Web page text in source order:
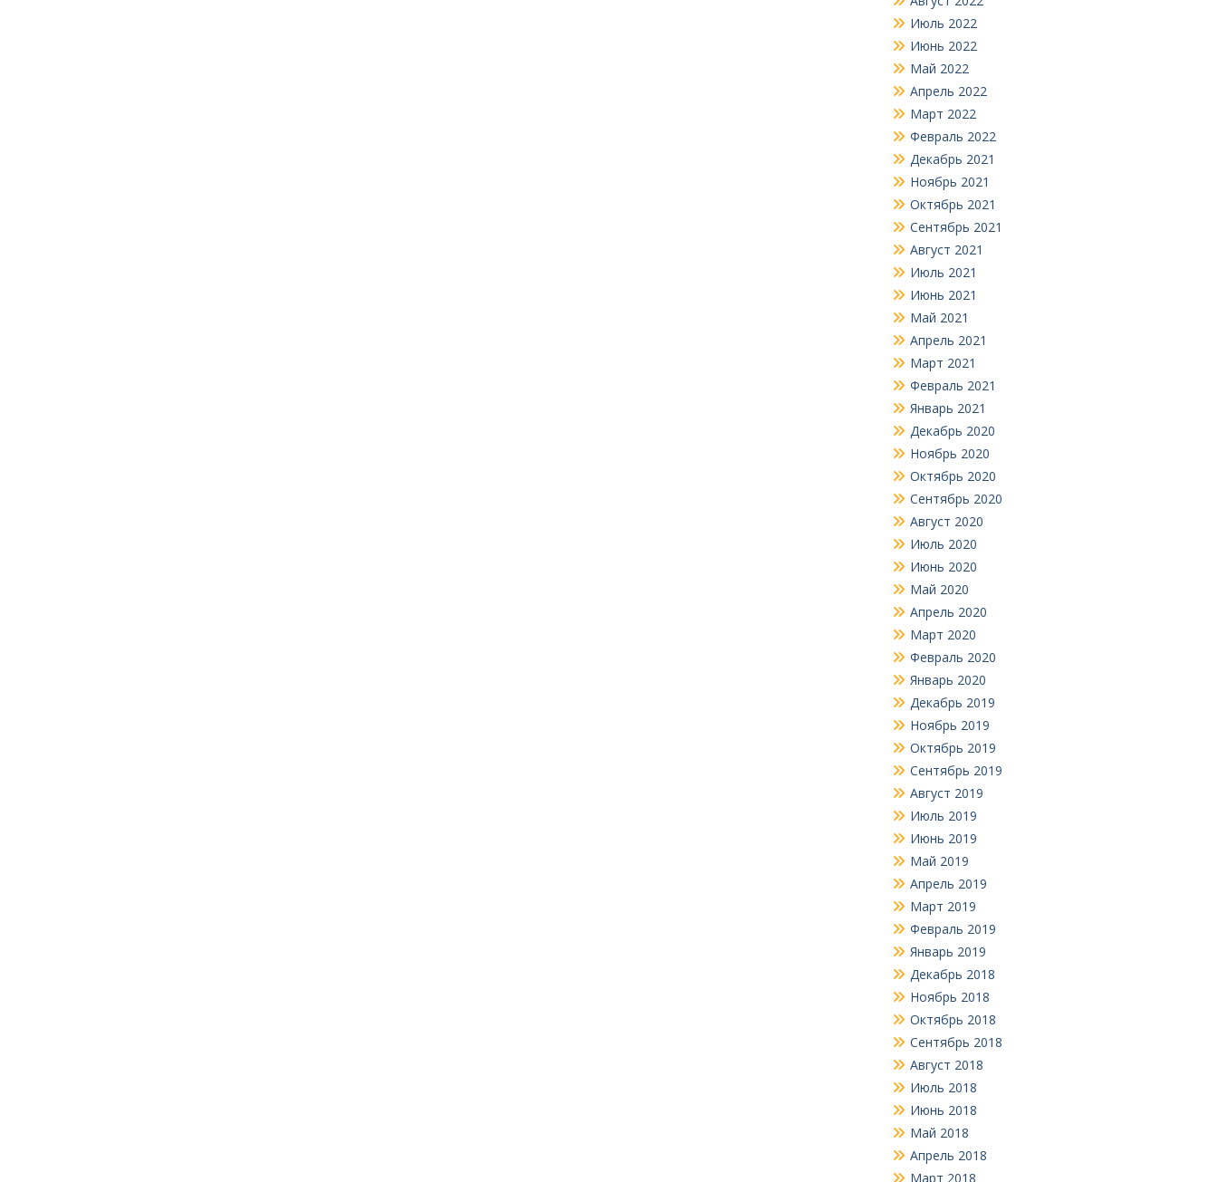
Июль 2022
Июнь 2022
Май 2022
Апрель 2022
Март 2022
Февраль 2022
Декабрь 2021
Ноябрь 2021
Октябрь 2021
Сентябрь 2021
Август 2021
Июль 2021
Июнь 2021
Май 2021
Апрель 2021
Март 2021
Февраль 2021
Январь 2021
Декабрь 2020
Ноябрь 2020
Октябрь 2020
Сентябрь 2020
Август 2020
Июль 2020
Июнь 2020
Май 2020
Апрель 2020
Март 2020
Февраль 2020
Январь 2020
Декабрь 2019
Ноябрь 2019
Октябрь 2019
Сентябрь 2019
Август 2019
Июль 2019
Июнь 2019
Май 2019
Апрель 2019
Март 2019
Февраль 2019
Январь 2019
Декабрь 2018
Ноябрь 2018
Октябрь 2018
Сентябрь 2018
Август 2018
Июль 2018
Июнь 2018
Май 2018
Апрель 2018
Март 2018